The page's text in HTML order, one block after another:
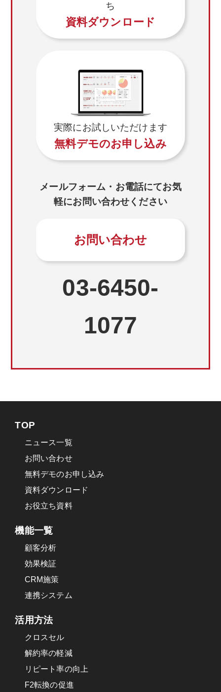
ち
資料ダウンロード
実際にお試しいただけます
無料デモのお申し込み
メールフォーム・お電話にてお気
軽にお問い合わせください
お問い合わせ
03-6450-
1077
TOP
ニュース一覧
お問い合わせ
無料デモのお申し込み
資料ダウンロード
お役立ち資料
機能一覧
顧客分析
効果検証
CRM施策
連携システム
活用方法
クロスセル
解約率の軽減
リピート率の向上
F2転換の促進